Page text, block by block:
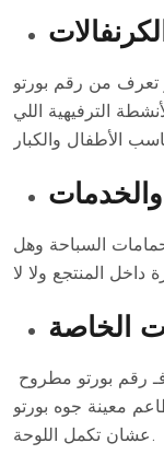
تعرف من رقم بورتو
الترفيهية اللي
السباحة وهل
معينة جوه بورتو
عشان تكمل اللوحة.